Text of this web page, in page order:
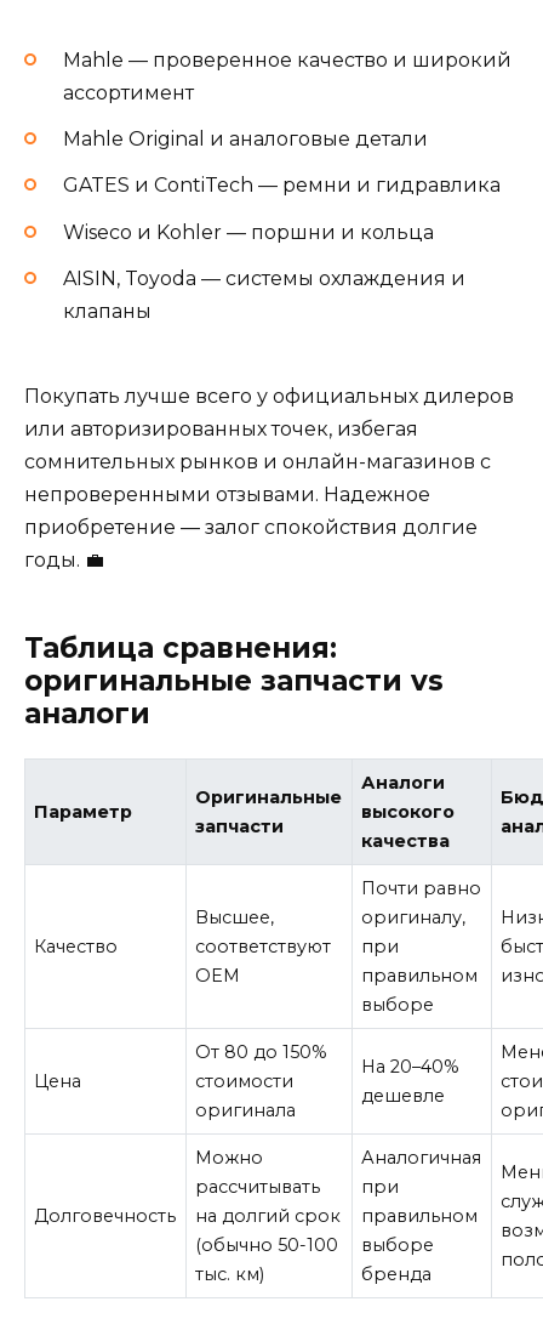
Mahle — проверенное качество и широкий
ассортимент
Mahle Original и аналоговые детали
GATES и ContiTech — ремни и гидравлика
Wiseco и Kohler — поршни и кольца
AISIN, Toyoda — системы охлаждения и
клапаны
Покупать лучше всего у официальных дилеров
или авторизированных точек, избегая
сомнительных рынков и онлайн-магазинов с
непроверенными отзывами. Надежное
приобретение — залог спокойствия долгие
годы. 💼
Таблица сравнения:
оригинальные запчасти vs
аналоги
Параметр
Оригинальные
запчасти
Аналоги
высокого
качества
Качество
Высшее,
соответствуют
OEM
Почти равно
оригиналу,
при
правильном
выборе
Цена
От 80 до 150%
стоимости
оригинала
На 20–40%
дешевле
Долговечность
Можно
рассчитывать
на долгий срок
(обычно 50-100
тыс. км)
Аналогичная
при
правильном
выборе
бренда